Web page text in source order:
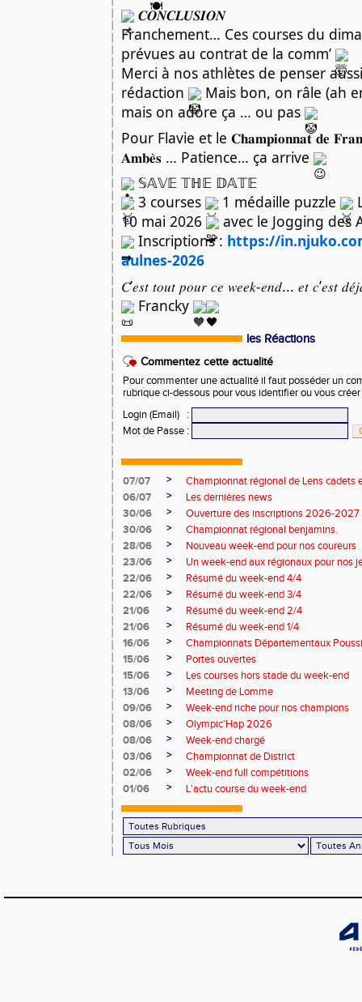
𝑪𝑶𝑵𝑪𝑳𝑼𝑺𝑰𝑶𝑵
Franchement… Ces courses du
prévues au contrat de la comm’
Merci à nos athlètes de penser
rédaction
Mais bon, on râle (ah
mais on adore ça … ou pas
Pour Flavie et le 𝐂𝐡𝐚𝐦𝐩𝐢𝐨𝐧𝐧𝐚𝐭 𝐝𝐞
𝐀𝐦𝐛𝐞̀𝐬 … Patience… ça arrive
𝕊𝔸𝕍𝔼 𝕋ℍ𝔼 𝔻𝔸𝕋𝔼
3 courses
1 médaille puzzle
10 mai 2026
avec le Jogging des
Inscriptions : https://
aulnes-2026
𝐶’𝑒𝑠𝑡 𝑡𝑜𝑢𝑡 𝑝𝑜𝑢𝑟 𝑐𝑒 𝑤𝑒𝑒𝑘-𝑒𝑛𝑑... 𝑒𝑡 𝑐’𝑒𝑠𝑡
Francky
les Réactions
Commentez cette actualité
Pour commenter une actualité il faut posséder un
rubrique ci-dessous pour vous identifier ou vous
Login (Email)
:
Mot de Passe :
07/07 >
Championnat régional de Lens cadets
06/07
>
Les dernières news
30/06
>
Ouverture des inscriptions 2026-2027
30/06
>
Championnat régional benjamins.
28/06
>
Nouveau week-end pour nos coureurs
23/06
>
Un week-end aux régionaux pour nos
22/06
>
Résumé du week-end 4/4
22/06
>
Résumé du week-end 3/4
21/06
>
Résumé du week-end 2/4
21/06
>
Résumé du week-end 1/4
16/06
>
Championnats Départementaux
15/06
>
Portes ouvertes
15/06
>
Les courses hors stade du week-end
13/06
>
Meeting de Lomme
09/06
>
Week-end riche pour nos champions
08/06
>
Olympic’Hap 2026
08/06
>
Week-end chargé
03/06
>
Championnat de District
02/06
>
Week-end full compétitions
01/06
> L'actu course du week-end